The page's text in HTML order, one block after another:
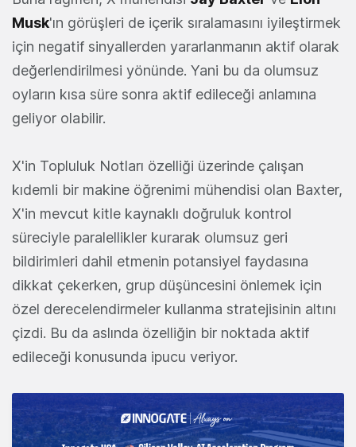
Musk'ın görüşleri de içerik sıralamasını iyileştirmek
için negatif sinyallerden yararlanmanın aktif olarak
değerlendirilmesi yönünde. Yani bu da olumsuz
oyların kısa süre sonra aktif edileceği anlamına
geliyor olabilir.
X'in Topluluk Notları özelliği üzerinde çalışan
kıdemli bir makine öğrenimi mühendisi olan Baxter,
X'in mevcut kitle kaynaklı doğruluk kontrol
süreciyle paralellikler kurarak olumsuz geri
bildirimleri dahil etmenin potansiyel faydasına
dikkat çekerken, grup düşüncesini önlemek için
özel derecelendirmeler kullanma stratejisinin altını
çizdi. Bu da aslında özelliğin bir noktada aktif
edileceği konusunda ipucu veriyor.